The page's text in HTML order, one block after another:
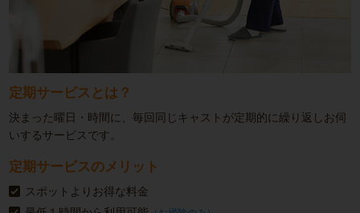
定期サービスとは？
決まった曜日・時間に、毎回同じキャストが定期的に繰り返しお伺
いするサービスです。
定期サービスのメリット
スポットよりお得な料金